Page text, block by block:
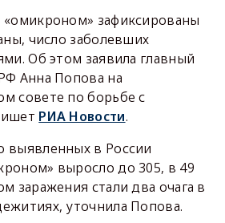
«омикроном» зафиксированы
число заболевших
Об этом заявила главный
Анна Попова на
совете по борьбе с
РИА Новости.
выявленных в России
выросло до 305, в 49
заражения стали два очага в
уточнила Попова.